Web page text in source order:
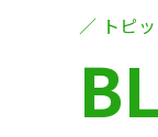
トピ